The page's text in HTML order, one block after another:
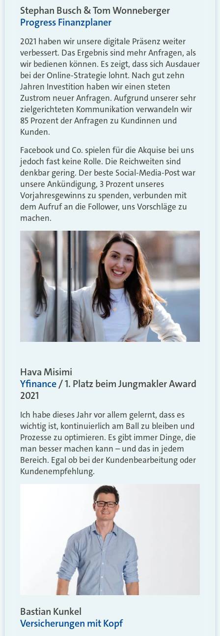
Stephan Busch & Tom Wonneberger
Progress Finanzplaner
2021 haben wir unsere digitale Präsenz weiter
verbessert. Das Ergebnis sind mehr Anfragen, als
wir bedienen können. Es zeigt, dass sich Ausdauer
bei der Online-Strategie lohnt. Nach gut zehn
Jahren Investition haben wir einen steten
Zustrom neuer Anfragen. Aufgrund unserer sehr
zielgerichteten Kommunikation verwandeln wir
85 Prozent der Anfragen zu Kundinnen und
Kunden.
Facebook und Co. spielen für die Akquise bei uns
jedoch fast keine Rolle. Die Reichweiten sind
denkbar gering. Der beste Social-Media-Post war
unsere Ankündigung, 3 Prozent unseres
Vorjahresgewinns zu spenden, verbunden mit
dem Aufruf an die Follower, uns Vorschläge zu
machen.
Hava Misimi
Yfinance/ 1. Platz beim Jungmakler Award
2021
Ich habe dieses Jahr vor allem gelernt, dass es
wichtig ist, kontinuierlich am Ball zu bleiben und
Prozesse zu optimieren. Es gibt immer Dinge, die
man besser machen kann – und das in jedem
Bereich. Egal ob bei der Kundenbearbeitung oder
Kundenempfehlung.
Bastian Kunkel
Versicherungen mit Kopf